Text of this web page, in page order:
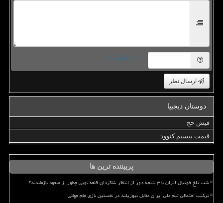
= ۲ بعلاوه ۲
ارسال نظر
دوستان دیجیپا
فیش حج
قیمت بیسیم کنوود
پربیننده ترین ها
شب تلخ فوتبال ایران با ۳ نتیجه دور از انتظار شاگردان قلعه نویی چطور از صعود بازماندند؟
ترکیب احتمالی تیم ملی ایران مقابل نیوزیلند در نخستین بازی جام جهانی